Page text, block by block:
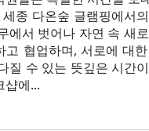
세종 다온숲 글램핑에서
에서 벗어나 자연 속 새
고 협업하며, 서로에 대
질 수 있는 뜻깊은 시간
샵에...